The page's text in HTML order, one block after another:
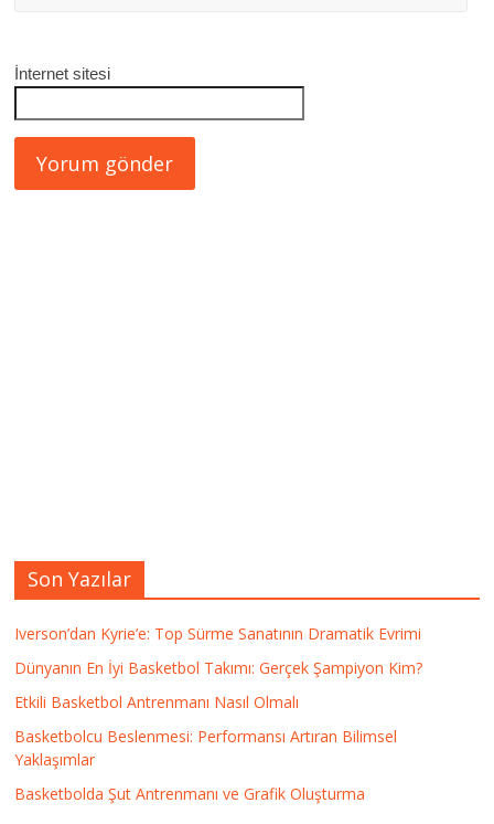
İnternet sitesi
Son Yazılar
Iverson’dan Kyrie’e: Top Sürme Sanatının Dramatik Evrimi
Dünyanın En İyi Basketbol Takımı: Gerçek Şampiyon Kim?
Etkili Basketbol Antrenmanı Nasıl Olmalı
Basketbolcu Beslenmesi: Performansı Artıran Bilimsel
Yaklaşımlar
Basketbolda Şut Antrenmanı ve Grafik Oluşturma